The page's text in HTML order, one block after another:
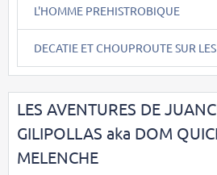
L'HOMME PREHISTROBIQUE
DECATIE ET CHOUPROUTE SUR LES
LES AVENTURES DE
GILIPOLLAS aka DOM
MELENCHE